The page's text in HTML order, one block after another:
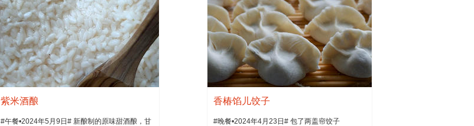
紫米酒酿
#午餐•2024年5月9日# 新酿制的原味甜酒酿，甘
香椿馅儿饺子
#晚餐•2024年4月23日# 包了两盖帘饺子